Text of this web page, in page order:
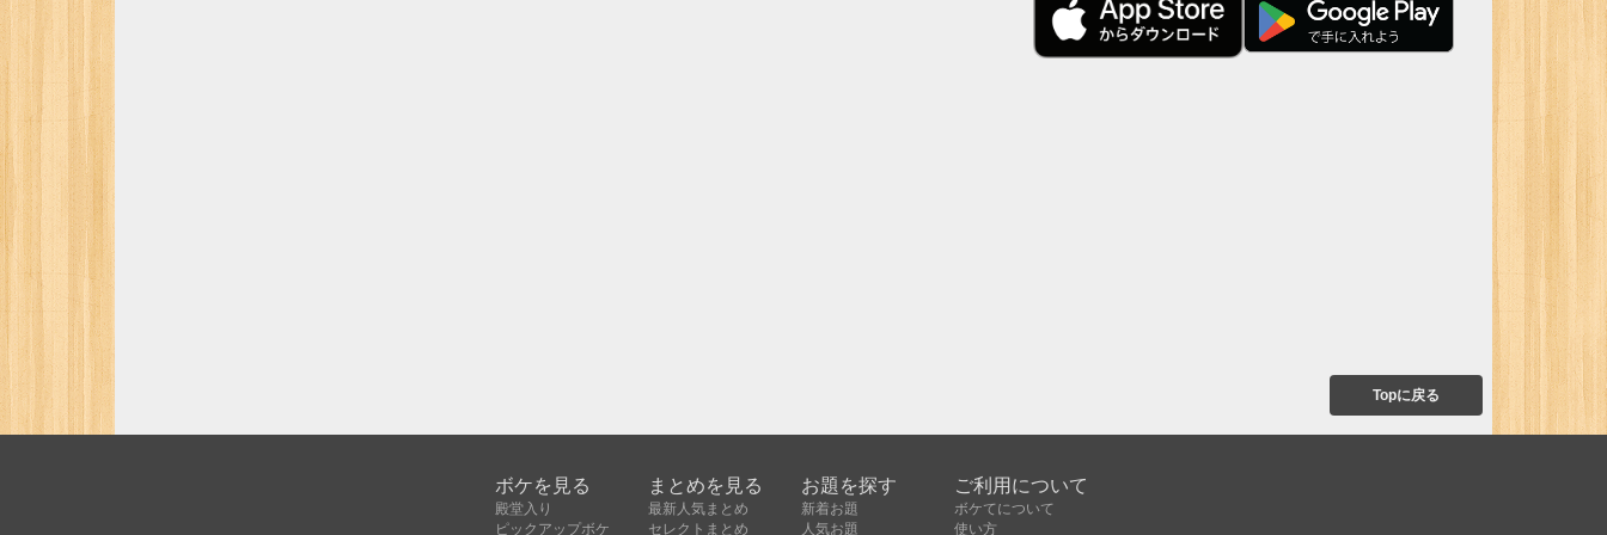
Topに戻る
ボケを見る
殿堂入り
ピックアップボケ
まとめを見る
最新人気まとめ
セレクトまとめ
お題を探す
新着お題
人気お題
ご利用について
ボケてについて
使い方